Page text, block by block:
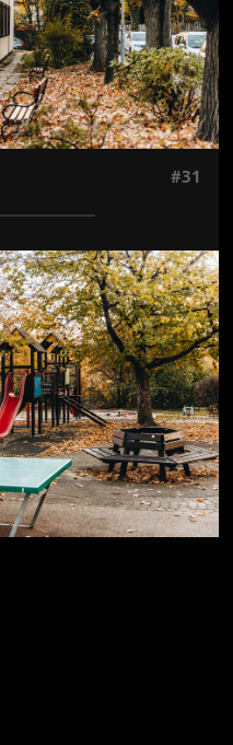
#31
kép!